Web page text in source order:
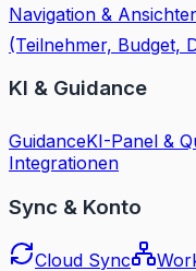
Navigation &
(Teilnehmer, Budget,
KI & Guidance
GuidanceKI-Panel &
Integrationen
Sync & Konto
Cloud Sync